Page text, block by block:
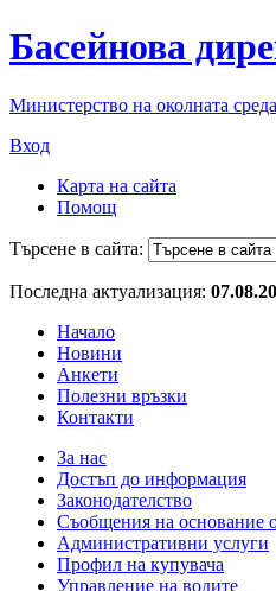
Басейнова
Министерство на околната
Вход
Карта на сайта
Помощ
Търсене в сайта:
Последна актуализация:
Начало
Новини
Анкети
Полезни връзки
Контакти
За нас
Достъп до информация
Законодателство
Съобщения на основание
Административни услуги
Профил на купувача
Управление на водите